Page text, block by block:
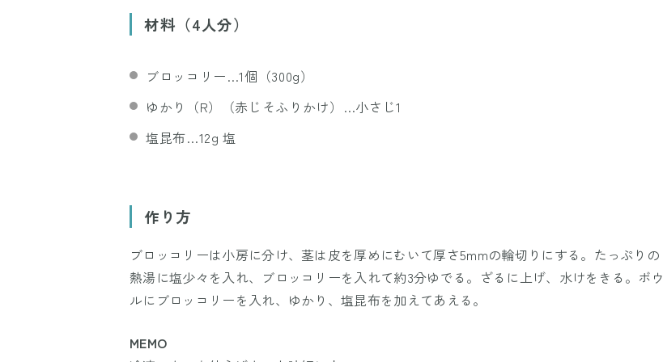
材料（4人分）
ブロッコリー…1個（300g）
ゆかり（R）（赤じそふりかけ）…小さじ1
塩昆布…12g 塩
作り方
ブロッコリーは小房に分け、茎は皮を厚めにむいて厚さ5mmの輪切りにする。たっぷりの
熱湯に塩少々を入れ、ブロッコリーを入れて約3分ゆでる。ざるに上げ、水けをきる。ボウ
ルにブロッコリーを入れ、ゆかり、塩昆布を加えてあえる。
MEMO